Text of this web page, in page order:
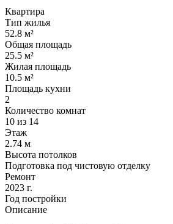
Квартира
Тип жилья
52.8 м²
Общая площадь
25.5 м²
Жилая площадь
10.5 м²
Площадь кухни
2
Количество комнат
10 из 14
Этаж
2.74 м
Высота потолков
Подготовка под чистовую отделку
Ремонт
2023 г.
Год постройки
Описание